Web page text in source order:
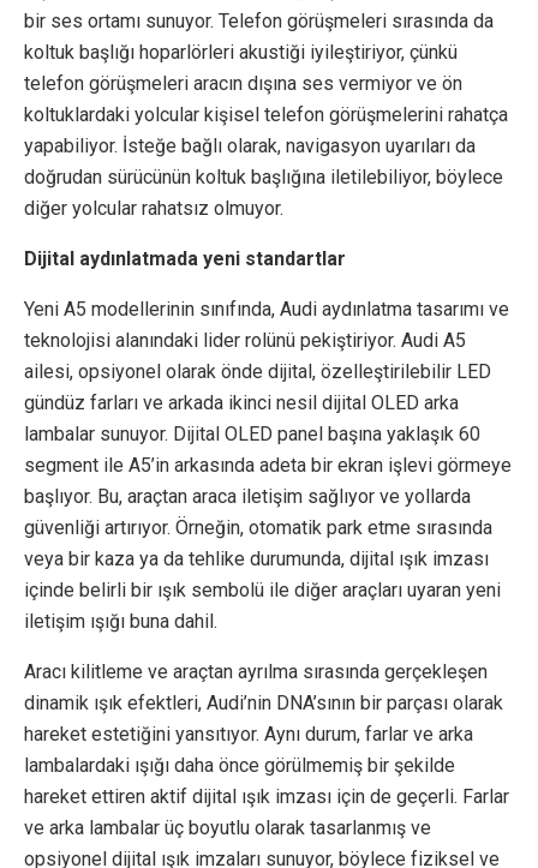
bir ses ortamı sunuyor. Telefon görüşmeleri sırasında da
koltuk başlığı hoparlörleri akustiği iyileştiriyor, çünkü
telefon görüşmeleri aracın dışına ses vermiyor ve ön
koltuklardaki yolcular kişisel telefon görüşmelerini rahatça
yapabiliyor. İsteğe bağlı olarak, navigasyon uyarıları da
doğrudan sürücünün koltuk başlığına iletilebiliyor, böylece
diğer yolcular rahatsız olmuyor.
Dijital aydınlatmada yeni standartlar
Yeni A5 modellerinin sınıfında, Audi aydınlatma tasarımı ve
teknolojisi alanındaki lider rolünü pekiştiriyor. Audi A5
ailesi, opsiyonel olarak önde dijital, özelleştirilebilir LED
gündüz farları ve arkada ikinci nesil dijital OLED arka
lambalar sunuyor. Dijital OLED panel başına yaklaşık 60
segment ile A5’in arkasında adeta bir ekran işlevi görmeye
başlıyor. Bu, araçtan araca iletişim sağlıyor ve yollarda
güvenliği artırıyor. Örneğin, otomatik park etme sırasında
veya bir kaza ya da tehlike durumunda, dijital ışık imzası
içinde belirli bir ışık sembolü ile diğer araçları uyaran yeni
iletişim ışığı buna dahil.
Aracı kilitleme ve araçtan ayrılma sırasında gerçekleşen
dinamik ışık efektleri, Audi’nin DNA’sının bir parçası olarak
hareket estetiğini yansıtıyor. Aynı durum, farlar ve arka
lambalardaki ışığı daha önce görülmemiş bir şekilde
hareket ettiren aktif dijital ışık imzası için de geçerli. Farlar
ve arka lambalar üç boyutlu olarak tasarlanmış ve
opsiyonel dijital ışık imzaları sunuyor, böylece fiziksel ve